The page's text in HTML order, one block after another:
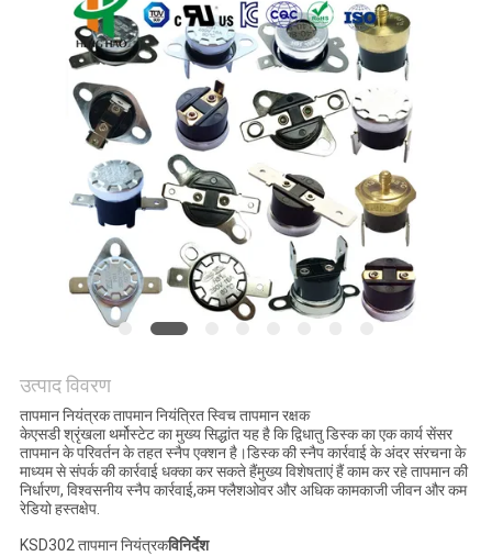
समाचार
SITEMAP
PRIVACY
उत्पाद विवरण
तापमान नियंत्रक तापमान नियंत्रित स्विच तापमान रक्षक
केएसडी श्रृंखला थर्मोस्टेट का मुख्य सिद्धांत यह है कि द्विधातु डिस्क का एक कार्य सेंसर
तापमान के परिवर्तन के तहत स्नैप एक्शन है।डिस्क की स्नैप कार्रवाई के अंदर संरचना के
माध्यम से संपर्क की कार्रवाई धक्का कर सकते हैंमुख्य विशेषताएं हैं काम कर रहे तापमान की
निर्धारण, विश्वसनीय स्नैप कार्रवाई,कम फ्लैशओवर और अधिक कामकाजी जीवन और कम
रेडियो हस्तक्षेप.
KSD302 तापमान नियंत्रकविनिर्देश